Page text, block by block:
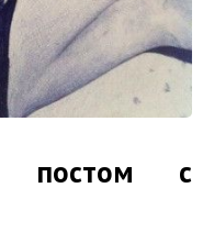
постом с